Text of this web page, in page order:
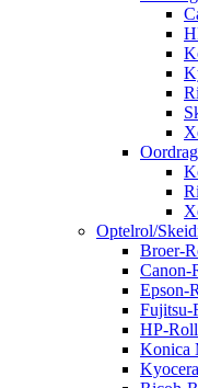
Optelrol/
Broer-
Canon-
Epson-
Fujitsu-
HP-
Konica